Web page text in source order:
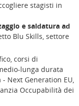
stagisti in
e saldatura ad
Blu Skills, settore
corsi di
lunga durata
Next Generation EU,
Occupabilità dei